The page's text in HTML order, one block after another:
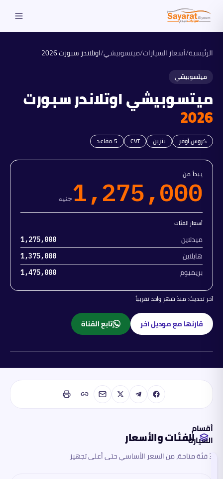
الرئيسية/أسعار السيارات/ميتسوبيشي/اوتلاندر سبورت2026
ميتسوبيشي
ميتسوبيشياوتلاندر سبورت
2026
كروس أوفر بنزين CVT
5مقاعد
يبدأ من
1,275,000جنيه
أسعار الفئات
ميدلاين 1,275,000
هايلاين 1,375,000
بريميوم 1,475,000
آخر تحديث:منذ شهر واحد تقريباً
قارنها مع موديل آخر تابع القناة
أقسام
السيارة
الفئات
الفئات والأسعار
3 فئة متاحة، من السعر الأساسي حتى أعلى تجهيز